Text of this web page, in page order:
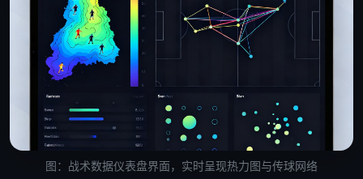
图：战术数据仪表盘界面，实时呈现热力图与传球网络